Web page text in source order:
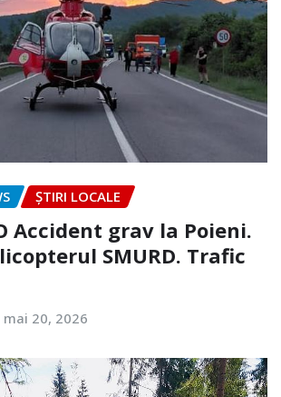
ȘTIRI LOCALE
Accident grav la Poieni.
SMURD. Trafic
mai 20, 2026